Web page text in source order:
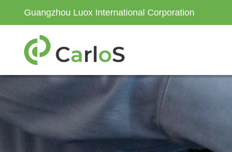
Guangzhou Luox International Corporation